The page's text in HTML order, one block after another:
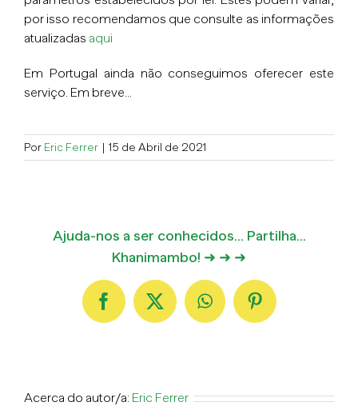
por isso recomendamos que consulte as informações
atualizadas aqui
Em Portugal ainda não conseguimos oferecer este
serviço. Em breve…
Por Eric Ferrer | 15 de Abril de 2021
Ajuda-nos a ser conhecidos... Partilha...
Khanimambo! ➜ ➜ ➜
Facebook
X WhatsAppPinterest
Acerca do autor/a: Eric Ferrer